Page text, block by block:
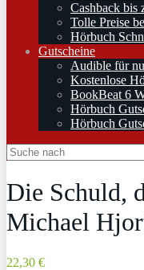
Cashback bis
Tolle Preise
Hörbuch
Gutscheine
Audible für
Kostenlose
BookBeat 6
Hörbuch
Hörbuch
Die Schuld,
Michael
22,30 €